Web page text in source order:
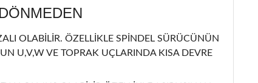
OLABİLİR. ÖZELLİKLE SPİNDEL SÜRÜCÜNÜN
U,V,W VE TOPRAK UÇLARINDA KISA DEVRE